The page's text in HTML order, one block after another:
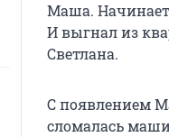
Маша. Начинает
И выгнал из
Светлана.
С появлением
сломалась